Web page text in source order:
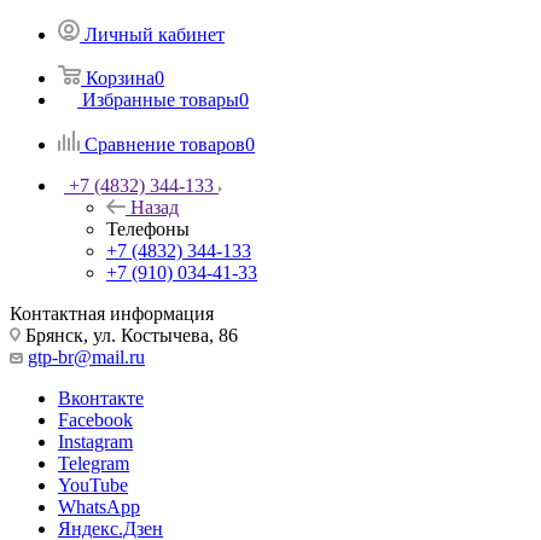
Личный кабинет
Корзина0
Избранные товары0
Сравнение товаров0
+7 (4832) 344-133
Назад
Телефоны
+7 (4832) 344-133
+7 (910) 034-41-33
Контактная информация
Брянск, ул. Костычева, 86
gtp-br@mail.ru
Вконтакте
Facebook
Instagram
Telegram
YouTube
WhatsApp
Яндекс.Дзен